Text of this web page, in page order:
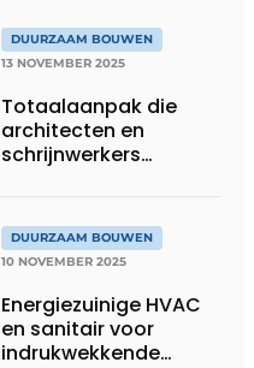
DUURZAAM BOUWEN
13 NOVEMBER 2025
Totaalaanpak die
architecten en
schrijnwerkers
DUURZAAM BOUWEN
10 NOVEMBER 2025
Energiezuinige HVAC
en sanitair voor
indrukwekkende